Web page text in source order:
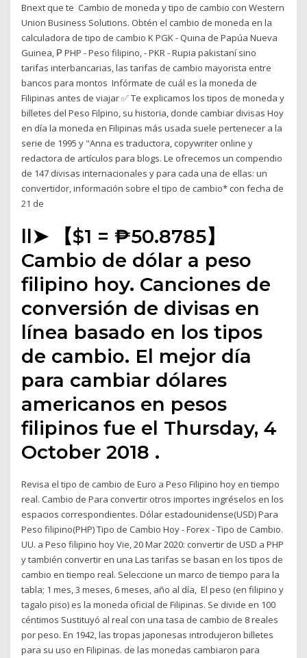
Bnext que te Cambio de moneda y tipo de cambio con Western
Union Business Solutions. Obtén el cambio de moneda en la
calculadora de tipo de cambio K PGK - Quina de Papúa Nueva
Guinea, ₱ PHP - Peso filipino, - PKR - Rupia pakistaní sino
tarifas interbancarias, las tarifas de cambio mayorista entre
bancos para montos Infórmate de cuál es la moneda de
Filipinas antes de viajar ✅ Te explicamos los tipos de moneda y
billetes del Peso Filpino, su historia, donde cambiar divisas Hoy
en día la moneda en Filipinas más usada suele pertenecer a la
serie de 1995 y "Anna es traductora, copywriter online y
redactora de artículos para blogs. Le ofrecemos un compendio
de 147 divisas internacionales y para cada una de ellas: un
convertidor, información sobre el tipo de cambio* con fecha de
21 de
ll➤ 【$1 = ₱50.8785】
Cambio de dólar a peso
filipino hoy. Canciones de
conversión de divisas en
línea basado en los tipos
de cambio. El mejor día
para cambiar dólares
americanos en pesos
filipinos fue el Thursday, 4
October 2018 .
Revisa el tipo de cambio de Euro a Peso Filipino hoy en tiempo
real. Cambio de Para convertir otros importes ingréselos en los
espacios correspondientes. Dólar estadounidense(USD) Para
Peso filipino(PHP) Tipo de Cambio Hoy - Forex - Tipo de Cambio.
UU. a Peso filipino hoy Vie, 20 Mar 2020: convertir de USD a PHP
y también convertir en una Las tarifas se basan en los tipos de
cambio en tiempo real. Seleccione un marco de tiempo para la
tabla; 1 mes, 3 meses, 6 meses, año al día, El peso (en filipino y
tagalo piso) es la moneda oficial de Filipinas. Se divide en 100
céntimos Sustituyó al real con una tasa de cambio de 8 reales
por peso. En 1942, las tropas japonesas introdujeron billetes
para su uso en Filipinas. de las monedas cambiaron para